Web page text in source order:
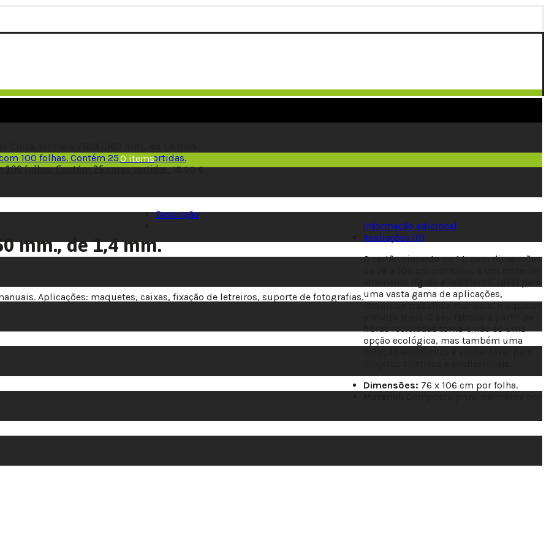
0 items
100 folhas. Contém 25 cores sortidas.15,90€
mm., de 1,4 mm.
Aplicações: maquetes, caixas, fixação de letreiros, suporte de fotografias.
Descrição
Informação adicional
Avaliações (0)
O cartão cinzento nº 14, com dimensões
uma vasta gama de aplicações,
incluindo trabalhos manuais, maquetes
fibras recicladas torna-o não só uma
opção ecológica, mas também uma
Dimensões: 76 x 106 cm por folha.